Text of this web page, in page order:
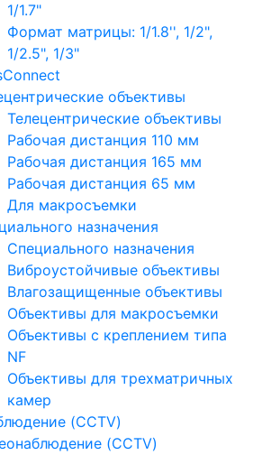
1/1.7"
Формат матрицы: 1/1.8'', 1/2",
1/2.5", 1/3"
объективы
Телецентрические объективы
Рабочая дистанция 110 мм
Рабочая дистанция 165 мм
Рабочая дистанция 65 мм
Для макросъемки
назначения
Специального назначения
Виброустойчивые объективы
Влагозащищенные объективы
Объективы для макросъемки
Объективы с креплением типа
NF
Объективы для трехматричных
камер
(CCTV)
(CCTV)